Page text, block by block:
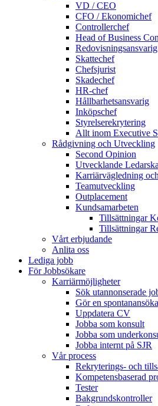
VD / CEO
CFO / Ekonomichef
Controllerchef
Head of Business
Redovisningsansvarig
Skattechef
Chefsjurist
Skadechef
HR-chef
Hållbarhetsansvarig
Inköpschef
Styrelserekrytering
Allt inom Executive
Rådgivning och Utveckling
Second Opinion
Utvecklande
Karriärvägledning
Teamutveckling
Outplacement
Kundsamarbeten
Tillsättningar
Tillsättningar
Vårt erbjudande
Anlita oss
Lediga jobb
För Jobbsökare
Karriärmöjligheter
Sök utannonserade
Gör en
Uppdatera CV
Jobba som konsult
Jobba som
Jobba internt på SJR
Vår process
Rekryterings- och
Kompetensbaserad
Tester
Bakgrundskontroller